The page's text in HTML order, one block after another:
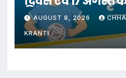
दिवस
AUGUST 8, 2026
KRANTI